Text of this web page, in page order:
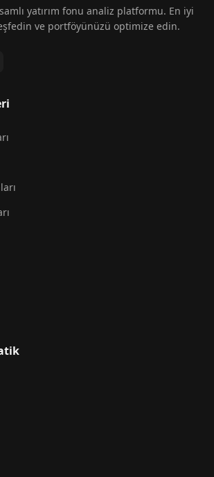
yatırım fonu analiz platformu. En iyi
ve portföyünüzü optimize edin.